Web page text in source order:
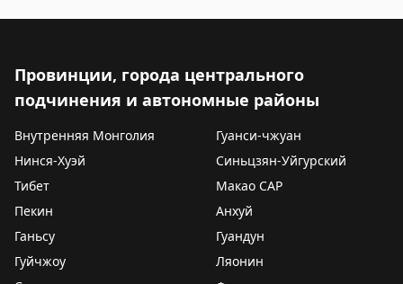
Провинции, города центрального
подчинения и автономные районы
Внутренняя Монголия
Гуанси-чжуан
Нинся-Хуэй
Синьцзян-Уйгурский
Тибет
Макао САР
Пекин
Анхуй
Ганьсу
Гуандун
Гуйчжоу
Ляонин